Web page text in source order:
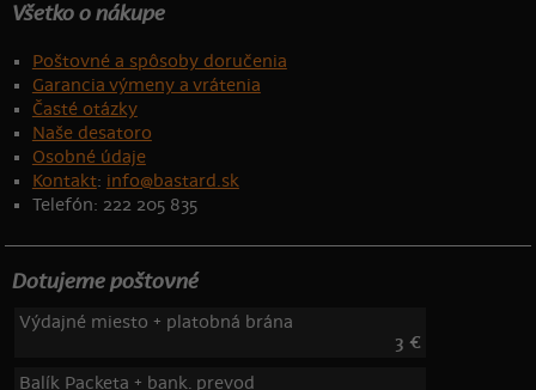
Všetko o nákupe
Poštovné a spôsoby doručenia
Garancia výmeny a vrátenia
Časté otázky
Naše desatoro
Osobné údaje
Kontakt: info@bastard.sk
Telefón: 222 205 835
Dotujeme poštovné
Výdajné miesto + platobná brána
3 €
Balík Packeta + bank. prevod